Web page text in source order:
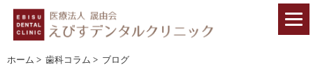
ホーム > 歯科コラム > ブログ